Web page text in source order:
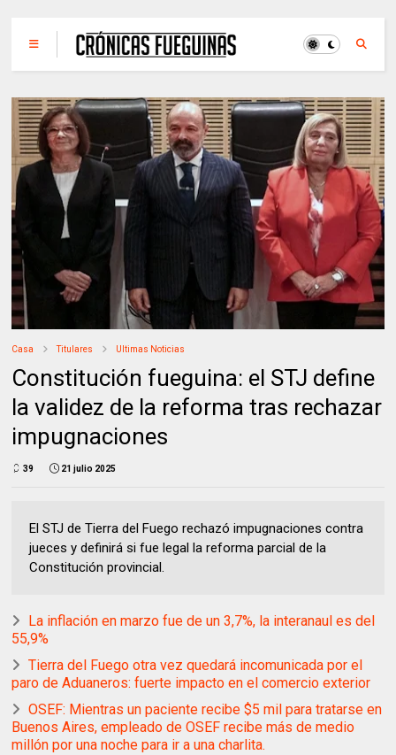
Casa Titulares Ultimas Noticias
Constitución fueguina: el STJ define
la validez de la reforma tras rechazar
impugnaciones
39 21 julio 2025
El STJ de Tierra del Fuego rechazó impugnaciones contra
jueces y definirá si fue legal la reforma parcial de la
Constitución provincial.
La inflación en marzo fue de un 3,7%, la interanaul es del
55,9%
Tierra del Fuego otra vez quedará incomunicada por el
paro de Aduaneros: fuerte impacto en el comercio exterior
OSEF: Mientras un paciente recibe $5 mil para tratarse en
Buenos Aires, empleado de OSEF recibe más de medio
millón por una noche para ir a una charlita.